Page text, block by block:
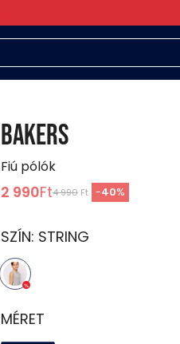
BAKERS
Fiú pólók
2 990Ft4 990 Ft -40%
SZÍN: STRING
MÉRET